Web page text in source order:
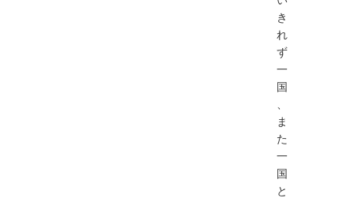
き
れ
ず
⼀
国
、
ま
た
⼀
国
と